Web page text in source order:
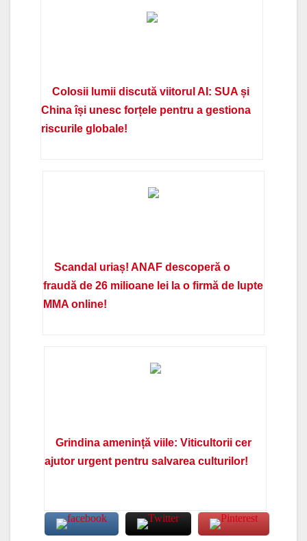
Colosii lumii discută viitorul AI: SUA și
China își unesc forțele pentru a gestiona
riscurile globale!
Scandal uriaș! ANAF descoperă o
fraudă de 26 milioane lei la o firmă de lupte
MMA online!
Grindina amenință viile: Viticultorii cer
ajutor urgent pentru salvarea culturilor!